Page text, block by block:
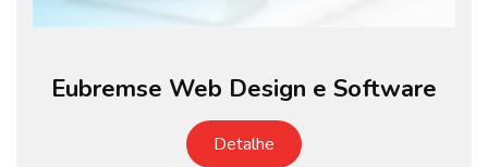
Eubremse Web Design e Software
Detalhe